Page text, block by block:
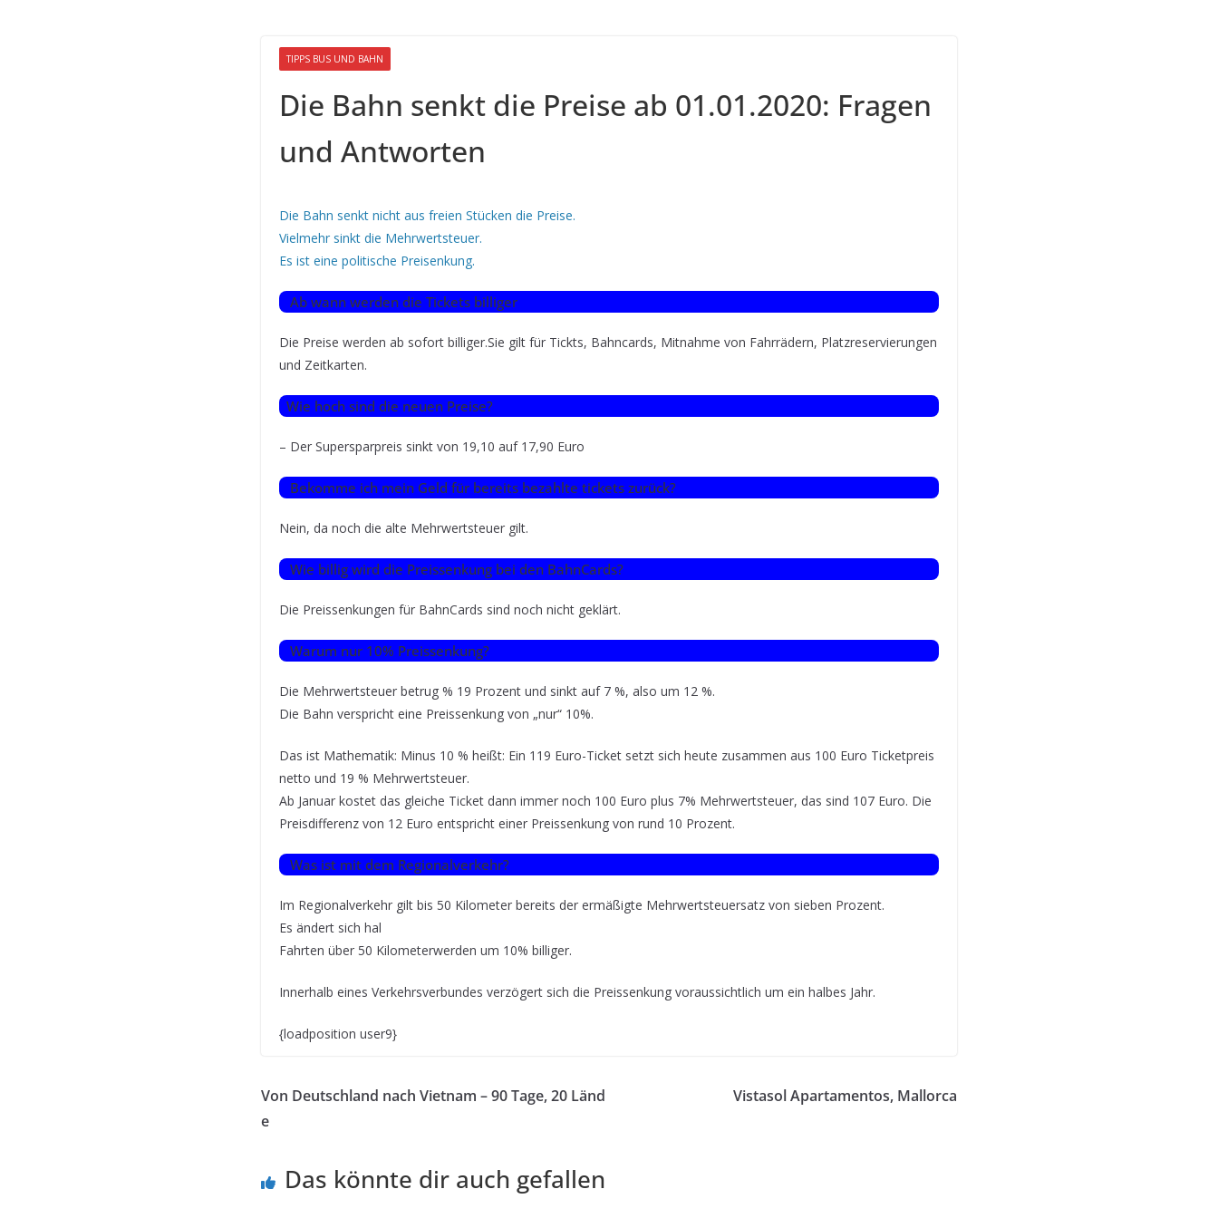
TIPPS BUS UND BAHN
Die Bahn senkt die Preise ab 01.01.2020: Fragen
und Antworten
Die Bahn senkt nicht aus freien Stücken die Preise.
Vielmehr sinkt die Mehrwertsteuer.
Es ist eine politische Preisenkung.
Ab wann werden die Tickets billiger
Die Preise werden ab sofort billiger.Sie gilt für Tickts, Bahncards, Mitnahme von Fahrrädern, Platzreservierungen
und Zeitkarten.
Wie hoch sind die neuen Preise?
– Der Supersparpreis sinkt von 19,10 auf 17,90 Euro
Bekomme ich mein Geld für bereits bezahlte tickets zurück?
Nein, da noch die alte Mehrwertsteuer gilt.
Wie billig wird die Preissenkung bei den BahnCards?
Die Preissenkungen für BahnCards sind noch nicht geklärt.
Warum nur 10% Preissenkung?
Die Mehrwertsteuer betrug % 19 Prozent und sinkt auf 7 %, also um 12 %.
Die Bahn verspricht eine Preissenkung von „nur“ 10%.
Das ist Mathematik: Minus 10 % heißt: Ein 119 Euro-Ticket setzt sich heute zusammen aus 100 Euro Ticketpreis
netto und 19 % Mehrwertsteuer.
Ab Januar kostet das gleiche Ticket dann immer noch 100 Euro plus 7% Mehrwertsteuer, das sind 107 Euro. Die
Preisdifferenz von 12 Euro entspricht einer Preissenkung von rund 10 Prozent.
Was ist mit dem Regionalverkehr?
Im Regionalverkehr gilt bis 50 Kilometer bereits der ermäßigte Mehrwertsteuersatz von sieben Prozent.
Es ändert sich hal
Fahrten über 50 Kilometerwerden um 10% billiger.
Innerhalb eines Verkehrsverbundes verzögert sich die Preissenkung voraussichtlich um ein halbes Jahr.
{loadposition user9}
Von Deutschland nach Vietnam – 90 Tage, 20 Länd
e
Vistasol Apartamentos, Mallorca
Das könnte dir auch gefallen